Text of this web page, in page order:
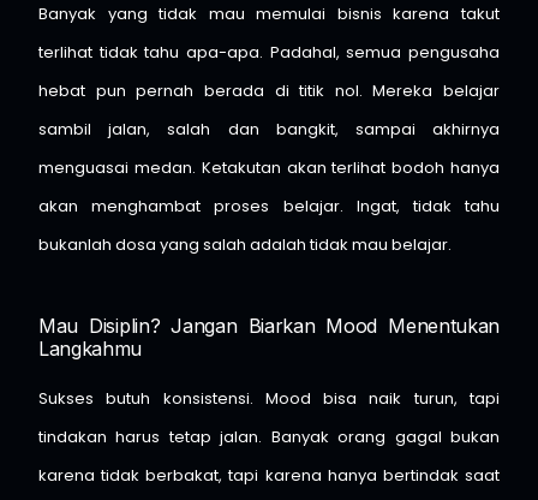
Banyak yang tidak mau memulai bisnis karena takut
terlihat tidak tahu apa-apa. Padahal, semua pengusaha
hebat pun pernah berada di titik nol. Mereka belajar
sambil jalan, salah dan bangkit, sampai akhirnya
menguasai medan. Ketakutan akan terlihat bodoh hanya
akan menghambat proses belajar. Ingat, tidak tahu
bukanlah dosa yang salah adalah tidak mau belajar.
Mau Disiplin? Jangan Biarkan Mood Menentukan
Langkahmu
Sukses butuh konsistensi. Mood bisa naik turun, tapi
tindakan harus tetap jalan. Banyak orang gagal bukan
karena tidak berbakat, tapi karena hanya bertindak saat